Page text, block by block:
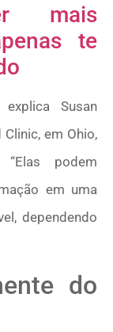
mais
te
explica Susan
em Ohio,
podem
em uma
dependendo
do